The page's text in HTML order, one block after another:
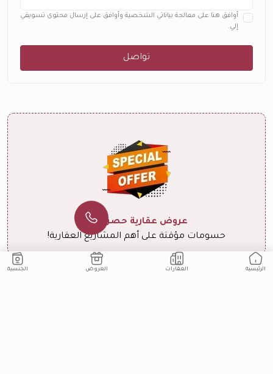
الرئيسية العقارات العروض الجنسية
أوافق هنا على معالجة بياناتي الشخصية وأوافق على إرسال محتوى تسويقي
إلي.
تواصل
عروض عقارية حصرية 🎁
حسومات مؤقتة على أهم المشاريع العقارية!